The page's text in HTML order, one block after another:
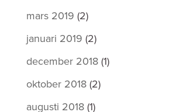
mars 2019 (2)
januari 2019 (2)
december 2018(1)
oktober 2018(2)
augusti 2018(1)